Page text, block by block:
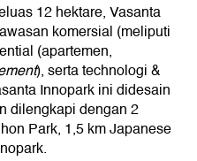
12 hektare, Vasanta
komersial (meliputi
(apartemen,
), serta technologi &
Innopark ini didesain
dilengkapi dengan 2
Park, 1,5 km Japanese